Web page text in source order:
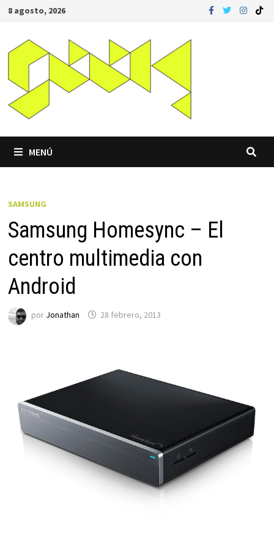
Saltar
contenido
8 agosto, 2026
MENÚ
SAMSUNG
Samsung Homesync – El
centro multimedia con
Android
por Jonathan 28 febrero, 2013